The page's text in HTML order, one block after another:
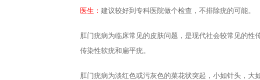
医生： 建议较好到专科医院做个检查，不排除疣的可能。
肛门疣病为临床常见的皮肤问题，是现代社会较常见的性
传染性软疣和扁平疣。
肛门疣病为淡红色或污灰色的菜花状突起，小如针头，